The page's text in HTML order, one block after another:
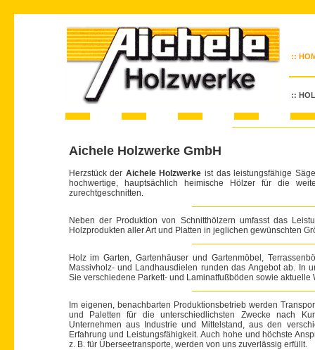
::
::
Aichele Holzwerke GmbH
Herzstück der Aichele Holzwerke ist das leistungsfähige
hochwertige, hauptsächlich heimische Hölzer für die
zurechtgeschnitten.
Neben der Produktion von Schnitthölzern umfasst das
Holzprodukten aller Art und Platten in jeglichen gewünschten
Holz im Garten, Gartenhäuser und Gartenmöbel,
Massivholz- und Landhausdielen runden das Angebot ab. In
Sie verschiedene Parkett- und Laminatfußböden sowie
Im eigenen, benachbarten Produktionsbetrieb werden
und Paletten für die unterschiedlichsten Zwecke nach
Unternehmen aus Industrie und Mittelstand, aus den
Erfahrung und Leistungsfähigkeit. Auch hohe und höchste
z. B. für Überseetransporte, werden von uns zuverlässig erfüllt.